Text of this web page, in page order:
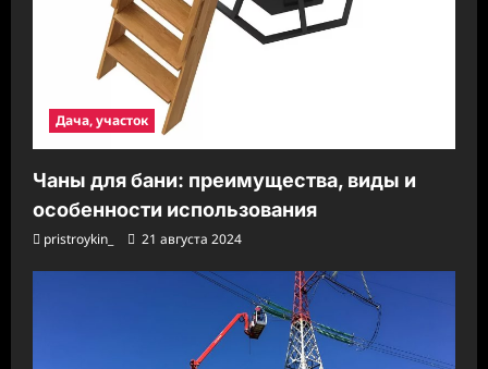
Дача, участок
Чаны для бани: преимущества, виды и
особенности использования
pristroykin_ 21 августа 2024